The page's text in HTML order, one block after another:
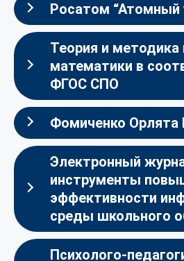
Росатом “Атомный
Теория и методика
математики в
ФГОС СПО
Фомиченко Орлята
Электронный
инструменты
эффективности
среды школьного
Психолого-